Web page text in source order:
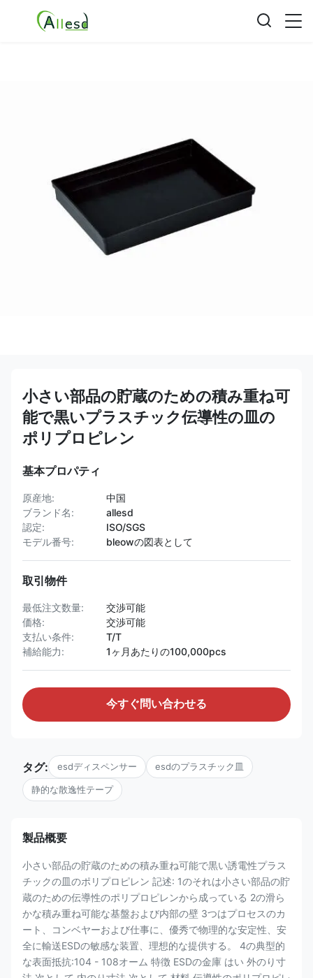
小さい部品の貯蔵のための積み重ね可
能で黒いプラスチック伝導性の皿の
ポリプロピレン
基本プロパティ
原産地:
中国
ブランド名:
allesd
認定:
ISO/SGS
モデル番号:
bleowの図表として
取引物件
最低注文数量:
交渉可能
価格:
交渉可能
支払い条件:
T/T
補給能力:
1ヶ月あたりの100,000pcs
今すぐ問い合わせる
タグ: esdディスペンサー esdのプラスチック皿
静的な散逸性テープ
製品概要
小さい部品の貯蔵のための積み重ね可能で黒い誘電性プラス
チックの皿のポリプロピレン 記述: 1のそれは小さい部品の貯
蔵のための伝導性のポリプロピレンから成っている 2の滑ら
かな積み重ね可能な基盤および内部の壁 3つはプロセスのカ
ート、コンベヤーおよび仕事に、優秀で物理的な安定性、安
全に輸送ESDの敏感な装置、理想的な提供する。 4の典型的
な表面抵抗:104 - 108オーム 特徴 ESDの金庫 はい 外のり寸